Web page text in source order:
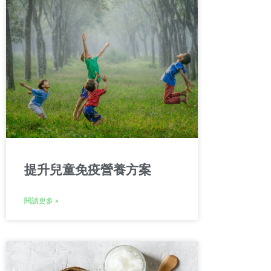
提升兒童免疫營養方案
閱讀更多 »